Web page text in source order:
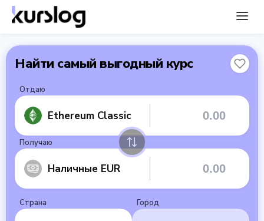
Найти самый выгодный курс
Отдаю
Ethereum Classic
Получаю
Наличные EUR
Страна Город